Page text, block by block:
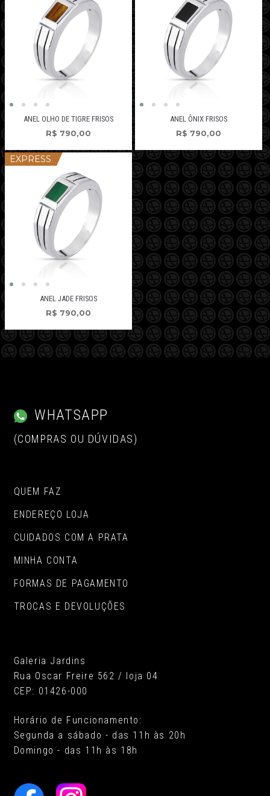
ANEL OLHO DE TIGRE FRISOS
R$ 790,00
ANEL ÔNIX FRISOS
R$ 790,00
EXPRESS
ANEL JADE FRISOS
R$ 790,00
WHATSAPP
(COMPRAS OU DÚVIDAS)
QUEM FAZ
ENDEREÇO LOJA
CUIDADOS COM A PRATA
MINHA CONTA
FORMAS DE PAGAMENTO
TROCAS E DEVOLUÇÕES
Galeria Jardins
Rua Oscar Freire 562 / loja 04
CEP: 01426-000
Horário de Funcionamento:
Segunda a sábado - das 11h às 20h
Domingo - das 11h às 18h